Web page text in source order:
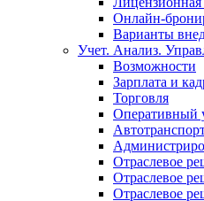
Онлайн-
Варианты
Учет. Анализ.
Возможности
Зарплата и
Торговля
Оперативный
Отраслевое
Отраслевое
Отраслевое